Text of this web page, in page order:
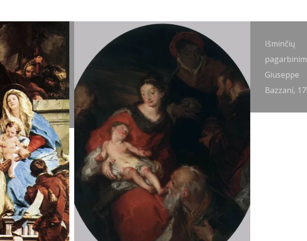
Išminčių
pagarbinimas.
Giovanni
Battista
Tiepolo, 1753.
Išminčių
Giuseppe
Bazzani,